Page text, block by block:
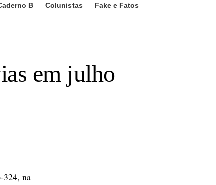
B Colunistas Fake e Fatos
em julho
324, na